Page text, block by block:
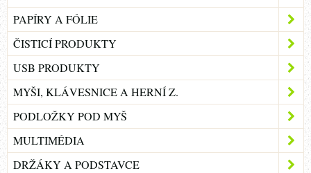
PAPÍRY A FÓLIE
ČISTICÍ PRODUKTY
USB PRODUKTY
MYŠI, KLÁVESNICE A HERNÍ Z.
PODLOŽKY POD MYŠ
MULTIMÉDIA
DRŽÁKY A PODSTAVCE